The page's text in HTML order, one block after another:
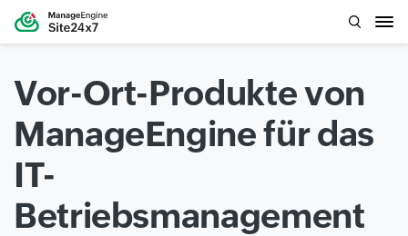
Vor-Ort-Produkte von
ManageEngine für das
IT-
Betriebsmanagement